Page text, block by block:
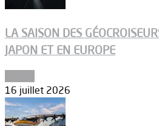
LA SAISON DES
JAPON ET EN EUROPE
16 juillet 2026